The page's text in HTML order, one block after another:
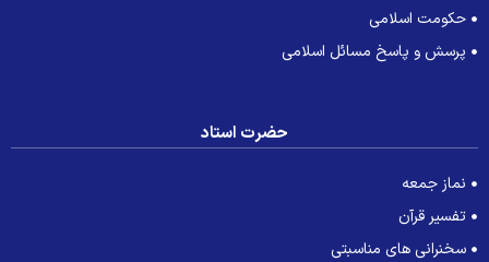
حکومت اسلامی
پرسش و پاسخ مسائل اسلامی
حضرت استاد
نماز جمعه
تفسیر قرآن
سخنرانی های مناسبتی